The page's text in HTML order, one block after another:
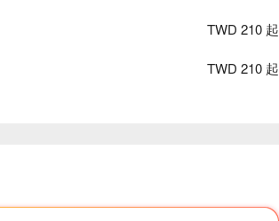
TWD 210 起
TWD 210 起